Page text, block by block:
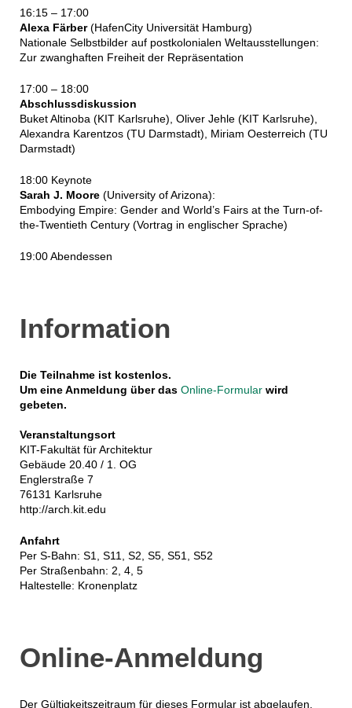
16:15 – 17:00
Alexa Färber(HafenCity Universität Hamburg)
Nationale Selbstbilder auf postkolonialen Weltausstellungen:
Zur zwanghaften Freiheit der Repräsentation
17:00 – 18:00
Abschlussdiskussion
Buket Altinoba (KIT Karlsruhe), Oliver Jehle (KIT Karlsruhe),
Alexandra Karentzos (TU Darmstadt), Miriam Oesterreich (TU
Darmstadt)
18:00 Keynote
Sarah J. Moore(University of Arizona):
Embodying Empire: Gender and World’s Fairs at the Turn-of-
the-Twentieth Century (Vortrag in englischer Sprache)
19:00 Abendessen
Information
Die Teilnahme ist kostenlos.
Um eine Anmeldung über das Online-Formularwird
gebeten.
Veranstaltungsort
KIT-Fakultät für Architektur
Gebäude 20.40 / 1. OG
Englerstraße 7
76131 Karlsruhe
http://arch.kit.edu
Anfahrt
Per S-Bahn: S1, S11, S2, S5, S51, S52
Per Straßenbahn: 2, 4, 5
Haltestelle: Kronenplatz
Online-Anmeldung
Der Gültigkeitszeitraum für dieses Formular ist abgelaufen.